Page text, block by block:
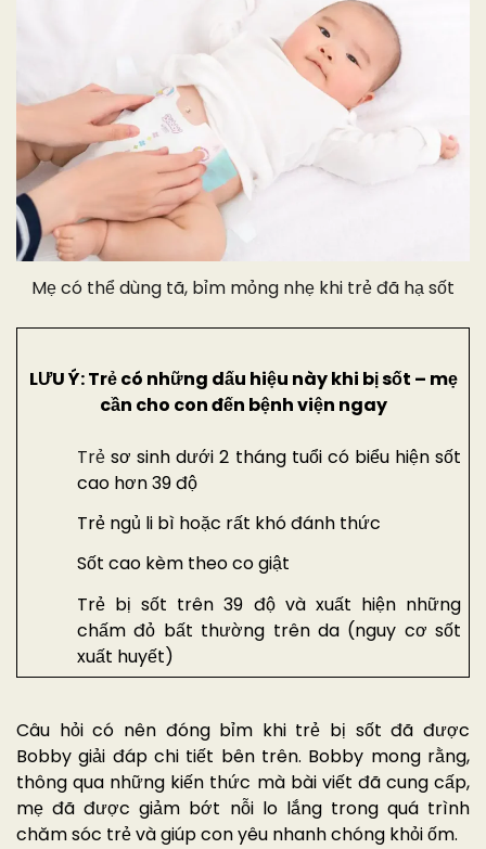
Mẹ có thể dùng tã, bỉm mỏng nhẹ khi trẻ đã hạ sốt
LƯU Ý: Trẻ có những dấu hiệu này khi bị sốt – mẹ
cần cho con đến bệnh viện ngay
Trẻsơ sinh dưới 2 tháng tuổi có biểu hiện sốt
cao hơn 39 độ
Trẻ ngủ li bì hoặc rất khó đánh thức
Sốt cao kèm theo co giật
Trẻ bị sốt trên 39 độ và xuất hiện những
chấm đỏ bất thường trên da (nguy cơ sốt
xuất huyết)
Câu hỏi có nên đóng bỉm khi trẻ bị sốt đã được
Bobby giải đáp chi tiết bên trên. Bobby mong rằng,
thông qua những kiến thức mà bài viết đã cung cấp,
mẹ đã được giảm bớt nỗi lo lắng trong quá trình
chăm sóc trẻ và giúp con yêu nhanh chóng khỏi ốm.